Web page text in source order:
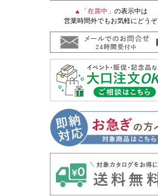
▲「在席中」 の表示中は
営業時間外でもお気軽にどうぞ